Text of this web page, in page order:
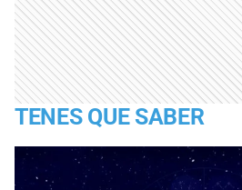
TENES QUE SABER